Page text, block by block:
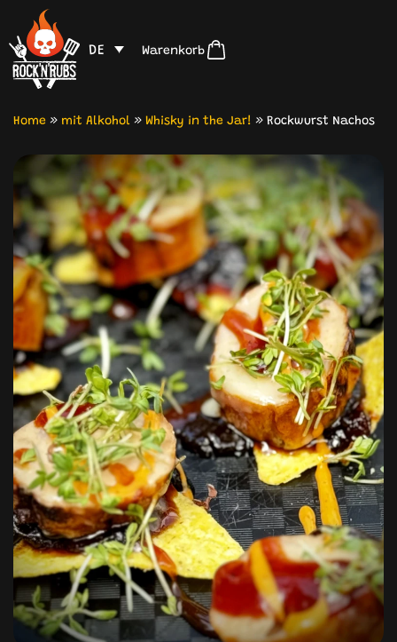
DE Warenkorb
Home » mit Alkohol » Whisky in the Jar! » Rockwurst Nachos